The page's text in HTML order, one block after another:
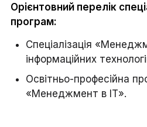
Орієнтовний перелік
програм:
Спеціалізація
інформаційних
Освітньо-професійна
«Менеджмент в ІТ».